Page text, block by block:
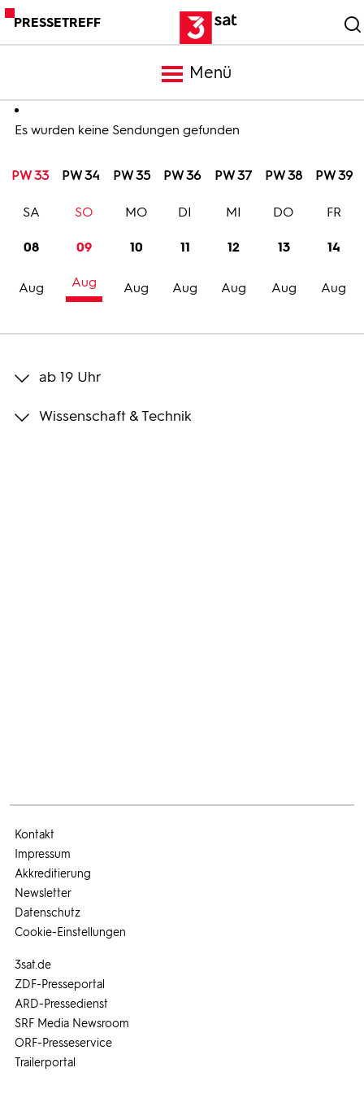
PRESSETREFF
Menü
Meldungen
Programm
Trailer
Bilder
Es wurden keine Sendungen gefunden
PW 33 PW 34 PW 35 PW 36 PW 37 PW 38 PW 39
08
Aug
SA
09
Aug
SO
10
Aug
MO
11
Aug
DI
12
Aug
MI
13
Aug
DO
14
Aug
FR
ab 19 Uhr
Wissenschaft & Technik
3sat.de
ZDF-Presseportal
ARD-Pressedienst
SRF Media Newsroom
ORF-Presseservice
Trailerportal
Kontakt
Impressum
Akkreditierung
Newsletter
Datenschutz
Cookie-Einstellungen